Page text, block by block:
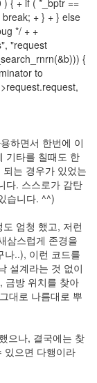
) { + if ( *_bptr ==
+ } + } else
*/ + +
"request
{
to
하면서 한번에 이
기타를 칠때도 한
는 경우가 있었는
다. 스스로가 감탄
습니다. ^^)
엄청 했고, 저런
삼스럽게 존경을
나..), 이런 코드를
설계라는 것 없이
금방 위치를 찾아
대로 나름대로 뿌
으나, 결국에는 찾
있으면 다행이라